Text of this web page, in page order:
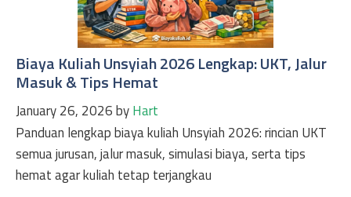
Biaya Kuliah Unsyiah 2026 Lengkap: UKT, Jalur
Masuk & Tips Hemat
January 26, 2026byHart
Panduan lengkap biaya kuliah Unsyiah 2026: rincian UKT
semua jurusan, jalur masuk, simulasi biaya, serta tips
hemat agar kuliah tetap terjangkau